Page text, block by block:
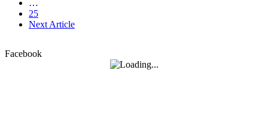
…
25
Next Article
Facebook